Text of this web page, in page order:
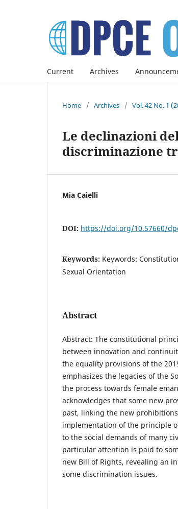
Current Archives
Home / Archives / Vol. 42 No. 1
Le declinazioni
discriminazione
Mia Caielli
DOI: https://doi.org/10.57660/
Keywords: Keywords:
Sexual Orientation
Abstract
Abstract: The constitutional
between innovation and
the equality provisions of the
emphasizes the legacies of the
the process towards female
acknowledges that some new
past, linking the new
implementation of the principle
to the social demands of many
particular attention is paid to
new Bill of Rights, revealing an
some discrimination issues.